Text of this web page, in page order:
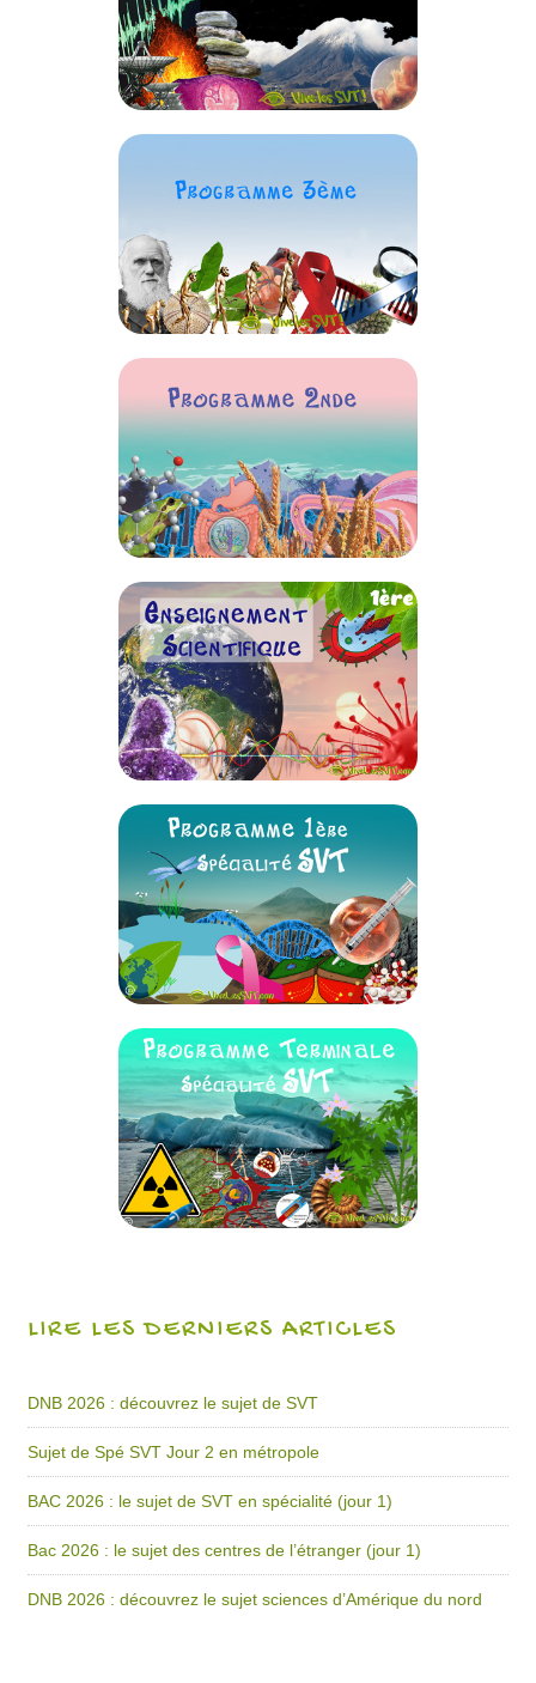
LIRE LES DERNIERS ARTICLES
DNB 2026 : découvrez le sujet de SVT
Sujet de Spé SVT Jour 2 en métropole
BAC 2026 : le sujet de SVT en spécialité (jour 1)
Bac 2026 : le sujet des centres de l’étranger (jour 1)
DNB 2026 : découvrez le sujet sciences d’Amérique du nord